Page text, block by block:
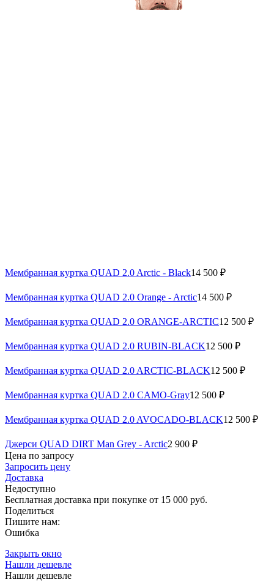
Мембранная куртка QUAD 2.0 Arctic - Black14 500 ₽
Мембранная куртка QUAD 2.0 Orange - Arctic14 500 ₽
Мембранная куртка QUAD 2.0 ORANGE-ARCTIC12 500 ₽
Мембранная куртка QUAD 2.0 RUBIN-BLACK12 500 ₽
Мембранная куртка QUAD 2.0 ARCTIC-BLACK12 500 ₽
Мембранная куртка QUAD 2.0 CAMO-Gray12 500 ₽
Мембранная куртка QUAD 2.0 AVOCADO-BLACK12 500 ₽
Джерси QUAD DIRT Man Grey - Arctic2 900 ₽
Цена по запросу
Запросить цену
Доставка
Недоступно
Бесплатная доставка при покупке от 15 000 руб.
Поделиться
Пишите нам:
Ошибка
Закрыть окно
Нашли дешевле
Нашли дешевле